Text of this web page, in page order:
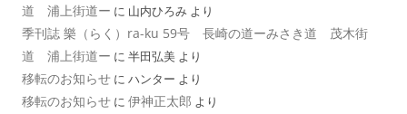
道 浦上街道ー に 山内ひろみ より
季刊誌 樂（らく）ra-ku 59号 長崎の道ーみさき道 茂木街
道 浦上街道ー に 半田弘美 より
移転のお知らせ に ハンター より
移転のお知らせ に 伊神正太郎 より